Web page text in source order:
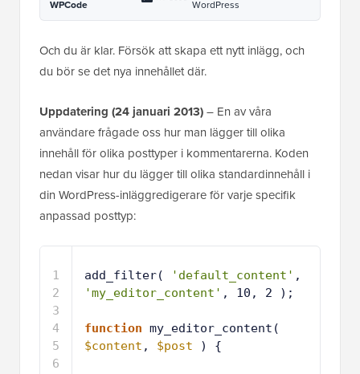
WPCode
WordPress
Och du är klar. Försök att skapa ett nytt inlägg, och
du bör se det nya innehållet där.
Uppdatering (24 januari 2013)– En av våra
användare frågade oss hur man lägger till olika
innehåll för olika posttyper i kommentarerna. Koden
nedan visar hur du lägger till olika standardinnehåll i
din WordPress-inläggredigerare för varje specifik
anpassad posttyp:
1
2
3
4
add_filter( 'default_content'
'my_editor_content' , 10, 2 );
function
$content , $post ) {